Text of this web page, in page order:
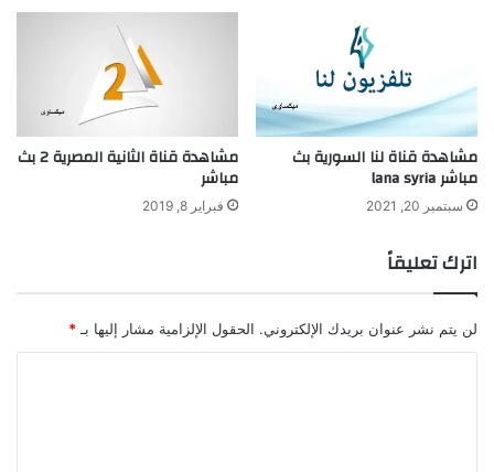
مشاهدة قناة لنا السورية بث
مباشر lana syria
سبتمبر 20, 2021
مشاهدة قناة الثانية المصرية 2 بث
مباشر
فبراير 8, 2019
اترك تعليقاً
لن يتم نشر عنوان بريدك الإلكتروني. الحقول الإلزامية مشار إليها بـ *